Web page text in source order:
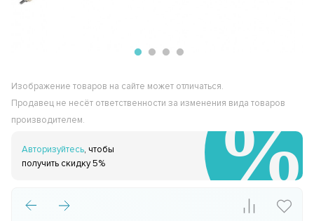
Изображение товаров на сайте может отличаться.
Продавец не несёт ответственности за изменения вида товаров
производителем.
Авторизуйтесь, чтобы
получить скидку 5%